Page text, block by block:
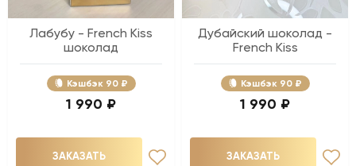
Лабубу - French Kiss
шоколад
Кэшбэк 90 ₽
1 990 ₽
ЗАКАЗАТЬ
Дубайский шоколад -
French Kiss
Кэшбэк 90 ₽
1 990 ₽
ЗАКАЗАТЬ